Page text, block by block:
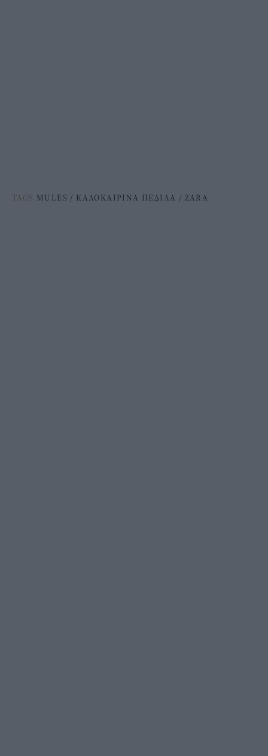
TAGS MULES / ΚΑΛΟΚΑΙΡΙΝΑ ΠΕΔΙΛΑ / ZARA